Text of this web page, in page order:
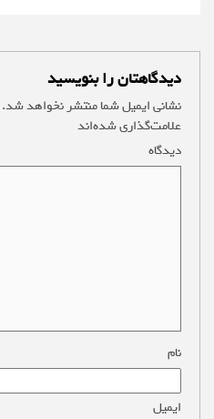
دیدگاهتان را بنویسید
نشانی ایمیل شما منتشر نخواهد شد.
علامت‌گذاری شده‌اند
دیدگاه
نام
ایمیل